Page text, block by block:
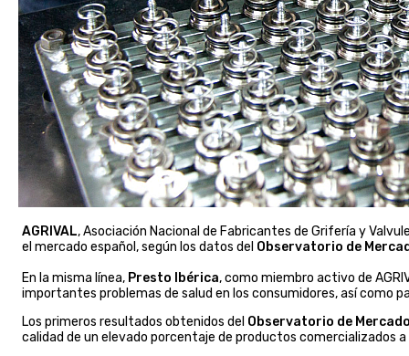
AGRIVAL, Asociación Nacional de Fabricantes de Grifería y
el mercado español, según los datos del Observatorio de
En la misma línea, Presto Ibérica, como miembro activo de
importantes problemas de salud en los consumidores, así como
Los primeros resultados obtenidos del Observatorio de
calidad de un elevado porcentaje de productos comercializados